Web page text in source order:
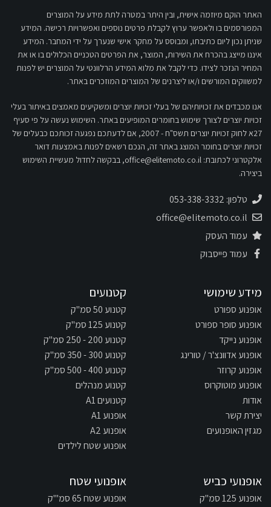
האתר הוקם מיוזמה אישית, ובין היתר במטרה לתת מידע על המוצרים
המפורסמים בו ולאפשר ערוץ לקבלת פרטים נוספים ואפשרויות רכישה. המידע
שניתן נכון ליום כתיבתו, ומבוסס על מחקר אישי שנערך על ידי המחבר. המידע
איננו מייצג בהכרח את השירות, המוצר, את הפרטים הטכניים הכלולים בו או את
המחיר הנזכר לצידו. כדי לקבל את מלוא המידע הרלוונטי על המוצרים יש לפנות
למשווקים המורשים ו/או ליצרנים של המוצרים המוזכרים באתר.
אנו מכבדים את זכויותיהם של בעלי זכויות יוצרים ומשקיעים מאמצים באיתור בעלי
זכויות יוצרים לצורך שימוש בחומרים המופיעים באתר. השימוש נעשה על פי סעיף
27א לחוק זכויות יוצרים תשס"ח - 2007, אם לדעתכם נפגעה זכותכם כבעלים של
זכויות יוצרים בחומר המוצג באתר זה, הנכם רשאים לפנות באמצעות דואר
אלקטרוני לכתובת: office@elitemoto.co.il, בבקשה לחדול מעשיית השימוש
ביצירה.
טלפון: 053-338-3332
office@elitemoto.co.il
עמוד העסק
עמוד פייסבוק
מידע שימושי
אופנוע ספורט
אופנוע סופר ספורט
אופנוע נייקד
אופנוע אדוונצ'ר / טורינג
אופנוע קרוזר
אופנוע מוטוקרוס
אודות
יצירת קשר
מגזין האופנועים
קטנועים
קטנוע 50 סמ"ק
קטנוע 125 סמ"ק
קטנוע 200 - 250 סמ"ק
קטנוע 300 - 350 סמ"ק
קטנוע 400 - 500 סמ"ק
קטנוע מנהלים
קטנועים A1
אופנוע A1
אופנוע A2
אופנוע שטח לילדים
אופנועי כביש
אופנוע 125 סמ"ק
אופנועי שטח
אופנוע שטח 65 סמ"'ק